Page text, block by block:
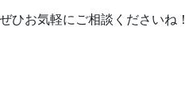
ひお気軽にご相談くださいね！